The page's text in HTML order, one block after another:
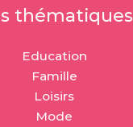
thématiques
Education
Famille
Loisirs
Mode